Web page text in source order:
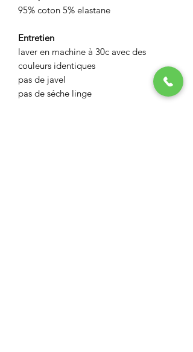
95% coton 5% elastane
Entretien
laver en machine à 30c avec des
couleurs identiques
pas de javel
pas de séche linge